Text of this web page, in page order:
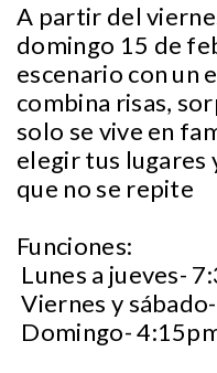
A partir del
domingo 15 de
escenario con un
combina risas,
solo se vive en
elegir tus lugares
que no se repite
Funciones:
Lunes a jueves-
Viernes y
Domingo-